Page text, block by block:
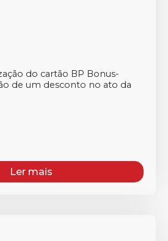
do cartão BP Bonus-
de um desconto no ato da
Ler mais